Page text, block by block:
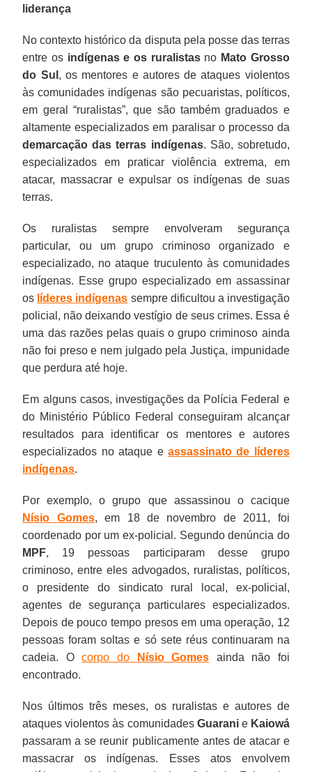
liderança
No contexto histórico da disputa pela posse das terras
entre os indígenas e os ruralistasno Mato Grosso
do Sul , os mentores e autores de ataques violentos
às comunidades indígenas são pecuaristas, políticos,
em geral “ruralistas”, que são também graduados e
altamente especializados em paralisar o processo da
demarcação das terras indígenas. São, sobretudo,
especializados em praticar violência extrema, em
atacar, massacrar e expulsar os indígenas de suas
terras.
Os ruralistas sempre envolveram segurança
particular, ou um grupo criminoso organizado e
especializado, no ataque truculento às comunidades
indígenas. Esse grupo especializado em assassinar
os líderes indígenas sempre dificultou a investigação
policial, não deixando vestígio de seus crimes. Essa é
uma das razões pelas quais o grupo criminoso ainda
não foi preso e nem julgado pela Justiça, impunidade
que perdura até hoje.
Em alguns casos, investigações da Polícia Federal e
do Ministério Público Federal conseguiram alcançar
resultados para identificar os mentores e autores
especializados no ataque e assassinato de líderes
indígenas.
Por exemplo, o grupo que assassinou o cacique
Nísio Gomes, em 18 de novembro de 2011, foi
coordenado por um ex-policial. Segundo denúncia do
MPF, 19 pessoas participaram desse grupo
criminoso, entre eles advogados, ruralistas, políticos,
o presidente do sindicato rural local, ex-policial,
agentes de segurança particulares especializados.
Depois de pouco tempo presos em uma operação, 12
pessoas foram soltas e só sete réus continuaram na
cadeia. Ocorpo do Nísio Gomes ainda não foi
encontrado.
Nos últimos três meses, os ruralistas e autores de
ataques violentos às comunidades Guaranie Kaiowá
passaram a se reunir publicamente antes de atacar e
massacrar os indígenas. Esses atos envolvem